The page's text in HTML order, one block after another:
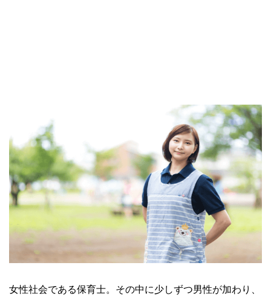
女性社会である保育士。その中に少しずつ男性が加わり、